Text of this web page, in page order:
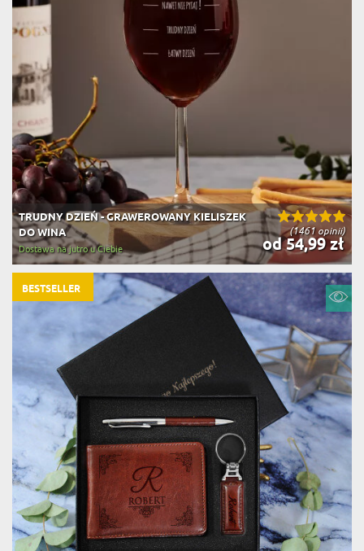
(1461 opinii)
TRUDNY DZIEŃ - GRAWEROWANY KIELISZEK
DO WINA
od 54,99 zł
Dostawa na jutro u Ciebie
BESTSELLER